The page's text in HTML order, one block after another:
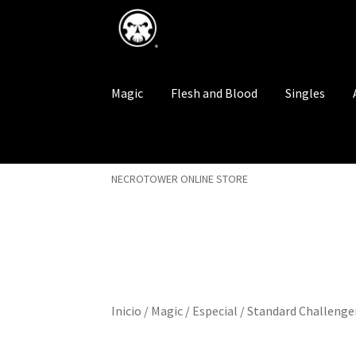
Saltar
al
Magic Flesh and Blood Singles
NECROTOWER ONLINE STORE
Inicio / Magic / Especial /Standard